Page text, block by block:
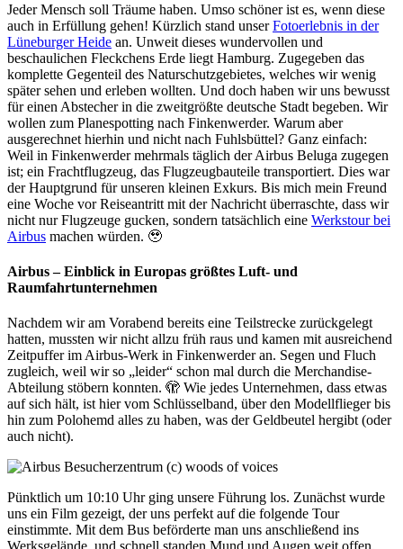
Jeder Mensch soll Träume haben. Umso schöner ist es, wenn diese
auch in Erfüllung gehen! Kürzlich stand unserFotoerlebnis in der
Lüneburger Heide an. Unweit dieses wundervollen und
beschaulichen Fleckchens Erde liegt Hamburg. Zugegeben das
komplette Gegenteil des Naturschutzgebietes, welches wir wenig
später sehen und erleben wollten. Und doch haben wir uns bewusst
für einen Abstecher in die zweitgrößte deutsche Stadt begeben. Wir
wollen zum Planespotting nach Finkenwerder. Warum aber
ausgerechnet hierhin und nicht nach Fuhlsbüttel? Ganz einfach:
Weil in Finkenwerder mehrmals täglich der Airbus Beluga zugegen
ist; ein Frachtflugzeug, das Flugzeugbauteile transportiert. Dies war
der Hauptgrund für unseren kleinen Exkurs. Bis mich mein Freund
eine Woche vor Reiseantritt mit der Nachricht überraschte, dass wir
nicht nur Flugzeuge gucken, sondern tatsächlich eine Werkstour bei
Airbus machen würden. 🥹
Airbus – Einblick in Europas größtes Luft- und
Raumfahrtunternehmen
Nachdem wir am Vorabend bereits eine Teilstrecke zurückgelegt
hatten, mussten wir nicht allzu früh raus und kamen mit ausreichend
Zeitpuffer im Airbus-Werk in Finkenwerder an. Segen und Fluch
zugleich, weil wir so „leider“ schon mal durch die Merchandise-
Abteilung stöbern konnten. 🫣 Wie jedes Unternehmen, dass etwas
auf sich hält, ist hier vom Schlüsselband, über den Modellflieger bis
hin zum Polohemd alles zu haben, was der Geldbeutel hergibt (oder
auch nicht).
Pünktlich um 10:10 Uhr ging unsere Führung los. Zunächst wurde
uns ein Film gezeigt, der uns perfekt auf die folgende Tour
einstimmte. Mit dem Bus beförderte man uns anschließend ins